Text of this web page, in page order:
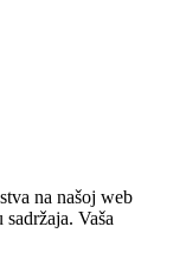
na našoj web
Vaša